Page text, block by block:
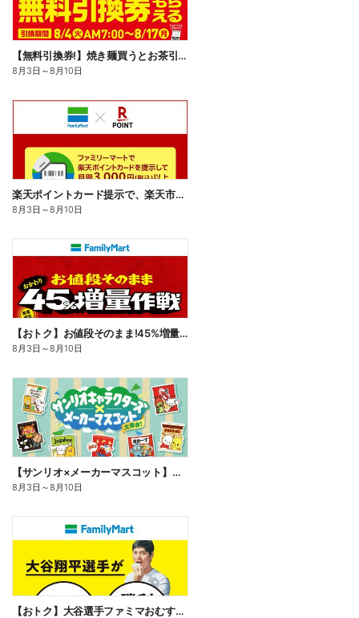
【無料引換券!】焼き麺買うとお茶引換券貰える!
8月3日 ～8月10日
楽天ポイントカード提示で、楽天市場でのお買い物がおトクに!
8月3日 ～8月10日
【おトク】お値段そのまま!45%増量作戦!
8月3日 ～8月10日
【サンリオ×メーカーマスコット】オリジナルグッズ貰える!
8月3日 ～8月10日
【おトク】大谷選手ファミマおむすび割